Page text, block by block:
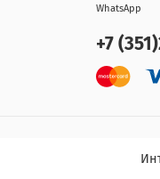
WhatsApp
+7